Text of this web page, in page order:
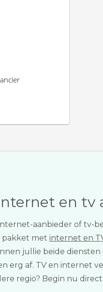
en
aanbieder of tv-
pakket met internet en
jullie beide
erg af. TV en internet
regio? Begin nu